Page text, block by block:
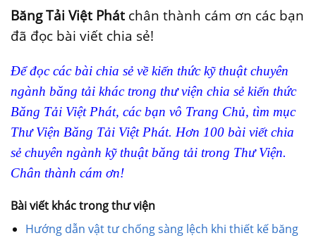
Băng Tải Việt Phát chân thành cám ơn các bạn
đã đọc bài viết chia sẻ!
Để đọc các bài chia sẻ về kiến thức kỹ thuật chuyên
ngành băng tải khác trong thư viện chia sẻ kiến thức
Băng Tải Việt Phát, các bạn vô Trang Chủ, tìm mục
Thư Viện Băng Tải Việt Phát. Hơn 100 bài viết chia
sẻ chuyên ngành kỹ thuật băng tải trong Thư Viện.
Chân thành cám ơn!
Bài viết khác trong thư viện
Hướng dẫn vật tư chống sàng lệch khi thiết kế băng